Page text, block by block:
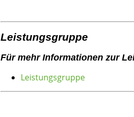
Leistungsgruppe
Für mehr Informationen zur
Leistungsgruppe